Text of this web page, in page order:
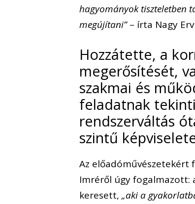
hagyományok tiszteletben
megújítani”– írta Nagy
Hozzátette, a
megerősítését,
szakmai és
feladatnak
rendszerváltás
szintű
Az
Imréről úgy fogalmazott:
keresett,„aki a